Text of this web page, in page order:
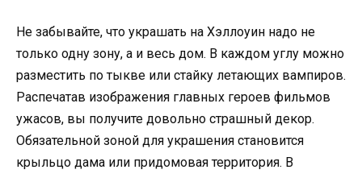
Не забывайте, что украшать на Хэллоуин надо не
только одну зону, а и весь дом. В каждом углу можно
разместить по тыкве или стайку летающих вампиров.
Распечатав изображения главных героев фильмов
ужасов, вы получите довольно страшный декор.
Обязательной зоной для украшения становится
крыльцо дама или придомовая территория. В